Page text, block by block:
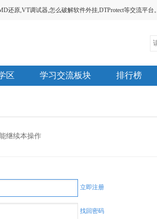
原,VT调试器,怎么破解软件外挂,DTProtect等交流平台。
区 学习交流板块 排行榜
继续本操作
立即注册
找回密码